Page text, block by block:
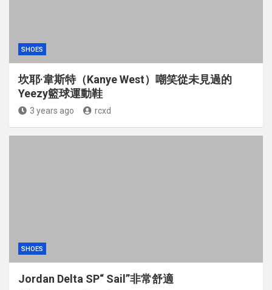
SHOES
坎耶·韋斯特（Kanye West）嘲笑從未見過的
Yeezy籃球運動鞋
3 years ago rcxd
SHOES
Jordan Delta SP“ Sail”非常舒適